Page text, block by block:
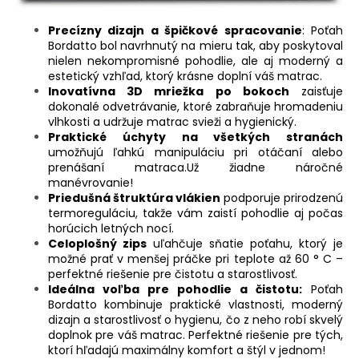
Precízny dizajn a špičkové spracovanie: Poťah
Bordatto bol navrhnutý na mieru tak, aby poskytoval
nielen nekompromisné pohodlie, ale aj moderný a
estetický vzhľad, ktorý krásne doplní váš matrac.
Inovatívna 3D mriežka po bokoch zaisťuje
dokonalé odvetrávanie, ktoré zabraňuje hromadeniu
vlhkosti a udržuje matrac svieži a hygienický.
Praktické úchyty na všetkých stranách
umožňujú ľahkú manipuláciu pri otáčaní alebo
prenášaní matraca.Už žiadne náročné
manévrovanie!
Priedušná štruktúra vlákien podporuje prirodzenú
termoreguláciu, takže vám zaistí pohodlie aj počas
horúcich letných nocí.
Celoplošný zips uľahčuje sňatie poťahu, ktorý je
možné prať v menšej práčke pri teplote až 60 ° C –
perfektné riešenie pre čistotu a starostlivosť.
Ideálna voľba pre pohodlie a čistotu: Poťah
Bordatto kombinuje praktické vlastnosti, moderný
dizajn a starostlivosť o hygienu, čo z neho robí skvelý
doplnok pre váš matrac. Perfektné riešenie pre tých,
ktorí hľadajú maximálny komfort a štýl v jednom!